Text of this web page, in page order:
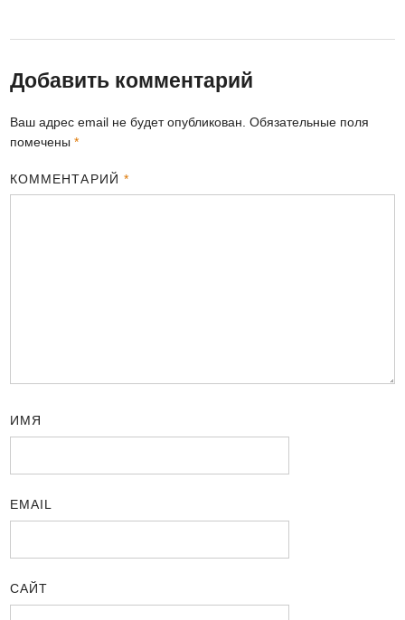
Добавить комментарий
Ваш адрес email не будет опубликован. Обязательные поля
помечены*
КОММЕНТАРИЙ *
ИМЯ
EMAIL
САЙТ